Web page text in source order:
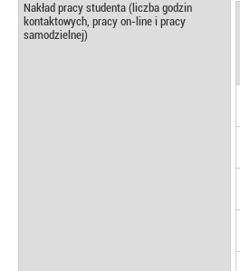
Nakład pracy studenta (liczba godzin
kontaktowych, pracy on-line i pracy
samodzielnej)